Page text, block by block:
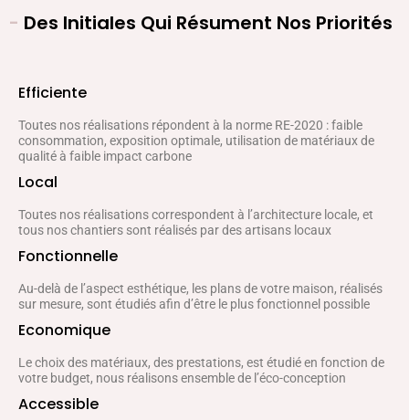
- Des Initiales Qui Résument Nos Priorités
Efficiente
Toutes nos réalisations répondent à la norme RE-2020 : faible
consommation, exposition optimale, utilisation de matériaux de
qualité à faible impact carbone
Local
Toutes nos réalisations correspondent à l’architecture locale, et
tous nos chantiers sont réalisés par des artisans locaux
Fonctionnelle
Au-delà de l’aspect esthétique, les plans de votre maison, réalisés
sur mesure, sont étudiés afin d’être le plus fonctionnel possible
Economique
Le choix des matériaux, des prestations, est étudié en fonction de
votre budget, nous réalisons ensemble de l’éco-conception
Accessible